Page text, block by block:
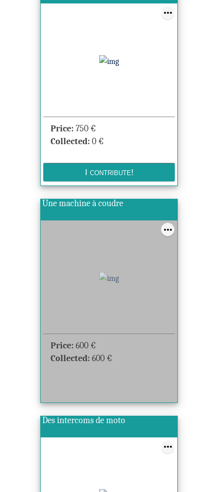
Price: 750 €
Collected: 0 €
Une machine à coudre
Price: 600 €
Collected: 600 €
Des intercoms de moto